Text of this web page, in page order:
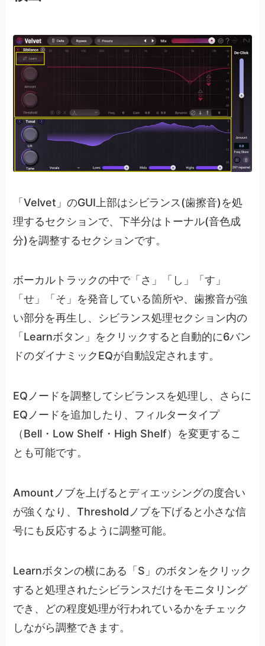
「Velvet」のGUI上部はシビランス(歯擦音)を処
理するセクションで、下半分はトーナル(音色成
分)を調整するセクションです。
ボーカルトラックの中で「さ」「し」「す」
「せ」「そ」を発音している箇所や、歯擦音が強
い部分を再生し、シビランス処理セクション内の
「Learnボタン」をクリックすると自動的に6バン
ドのダイナミックEQが自動設定されます。
EQノードを調整してシビランスを処理し、さらに
EQノードを追加したり、フィルタータイプ
（Bell・Low Shelf・High Shelf）を変更するこ
とも可能です。
Amountノブを上げるとディエッシングの度合い
が強くなり、Thresholdノブを下げると小さな信
号にも反応するように調整可能。
Learnボタンの横にある「S」のボタンをクリック
すると処理されたシビランスだけをモニタリング
でき、どの程度処理が行われているかをチェック
しながら調整できます。